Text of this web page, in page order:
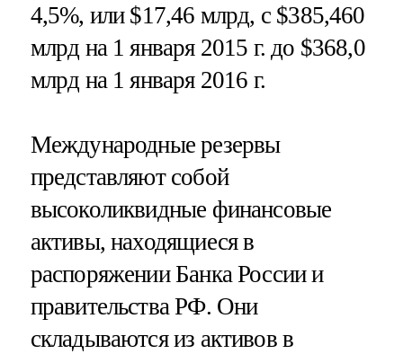
4,5%, или $17,46 млрд, с $385,460
млрд на 1 января 2015 г. до $368,0
млрд на 1 января 2016 г.
Международные резервы
представляют собой
высоколиквидные финансовые
активы, находящиеся в
распоряжении Банка России и
правительства РФ. Они
складываются из активов в